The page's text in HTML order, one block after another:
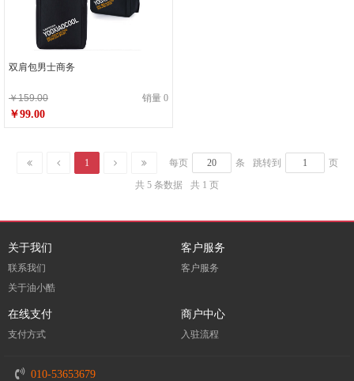
双肩包男士商务
￥159.00 销量 0
￥99.00
1 每页 条 跳转到
页
共 5 条数据
共 1 页
关于我们
联系我们
关于油小酷
客户服务
客户服务
在线支付
支付方式
商户中心
入驻流程
010-53653679